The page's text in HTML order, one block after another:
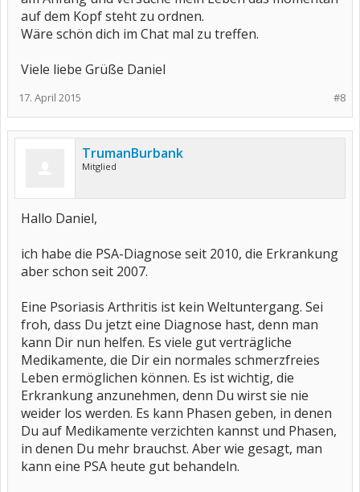
auf dem Kopf steht zu ordnen.
Wäre schön dich im Chat mal zu treffen.
Viele liebe Grüße Daniel
#8
17. April 2015
TrumanBurbank
Mitglied
Hallo Daniel,
ich habe die PSA-Diagnose seit 2010, die Erkrankung
aber schon seit 2007.
Eine Psoriasis Arthritis ist kein Weltuntergang. Sei
froh, dass Du jetzt eine Diagnose hast, denn man
kann Dir nun helfen. Es viele gut verträgliche
Medikamente, die Dir ein normales schmerzfreies
Leben ermöglichen können. Es ist wichtig, die
Erkrankung anzunehmen, denn Du wirst sie nie
weider los werden. Es kann Phasen geben, in denen
Du auf Medikamente verzichten kannst und Phasen,
in denen Du mehr brauchst. Aber wie gesagt, man
kann eine PSA heute gut behandeln.